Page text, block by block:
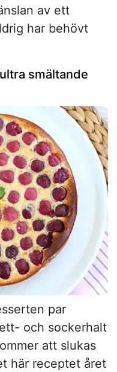
av ett
har behövt
smältande
par
och sockerhalt
att slukas
här receptet året